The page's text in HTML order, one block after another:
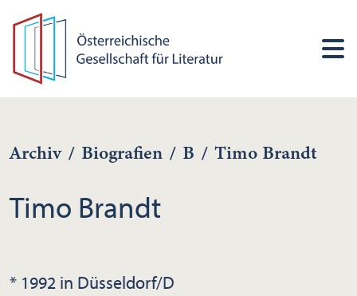
Archiv / Biografien / B / Timo Brandt
Timo Brandt
* 1992 in Düsseldorf/D